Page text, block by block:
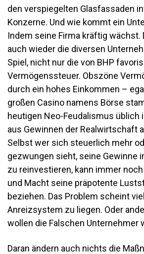
den verspiegelten Glasfassaden
Konzerne. Und wie kommt ein
Indem seine Firma kräftig wächst.
auch wieder die diversen
Spiel, nicht nur die von BHP
Vermögenssteuer. Obszöne
durch ein hohes Einkommen –
großen Casino namens Börse
heutigen Neo-Feudalismus üblich
aus Gewinnen der Realwirtschaft
Selbst wer sich steuerlich mehr
gezwungen sieht, seine Gewinne
zu reinvestieren, kann immer
und Macht seine präpotente
beziehen. Das Problem scheint
Anreizsystem zu liegen. Oder
wollen die Falschen Unternehmer
Daran ändern auch nichts die